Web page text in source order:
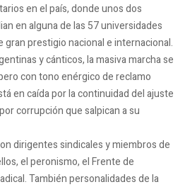
en el país, donde unos dos
en alguna de las 57 universidades
gran prestigio nacional e internacional.
y cánticos, la masiva marcha se
con tono enérgico de reclamo
en caída por la continuidad del ajuste
corrupción que salpican a su
dirigentes sindicales y miembros de
el peronismo, el Frente de
También personalidades de la